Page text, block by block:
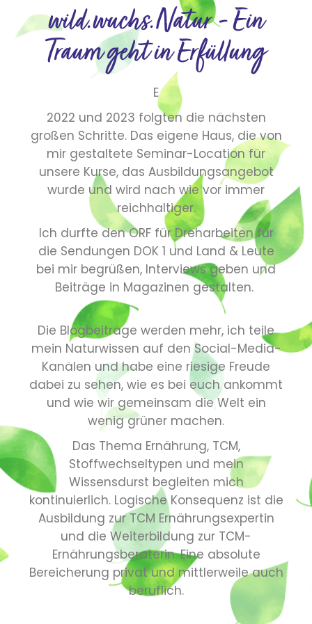
wild.wuchs.Natur - Ein
Traum geht in Erfüllung
E
2022 und 2023 folgten die nächsten
großen Schritte. Das eigene Haus, die von
mir gestaltete Seminar-Location für
unsere Kurse, das Ausbildungsangebot
wurde und wird nach wie vor immer
reichhaltiger.
Ich durfte den ORF für Dreharbeiten für
die Sendungen DOK 1 und Land & Leute
bei mir begrüßen, Interviews geben und
Beiträge in Magazinen gestalten.
Die Blogbeiträge werden mehr, ich teile
mein Naturwissen auf den Social-Media-
Kanälen und habe eine riesige Freude
dabei zu sehen, wie es bei euch ankommt
und wie wir gemeinsam die Welt ein
wenig grüner machen.
Das Thema Ernährung, TCM,
Stoffwechseltypen und mein
Wissensdurst begleiten mich
kontinuierlich. Logische Konsequenz ist die
Ausbildung zur TCM Ernährungsexpertin
und die Weiterbildung zur TCM-
Ernährungsberaterin. Eine absolute
Bereicherung privat und mittlerweile auch
beruflich.